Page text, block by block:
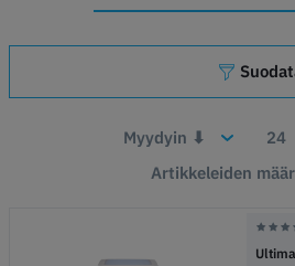
Artikkeleiden